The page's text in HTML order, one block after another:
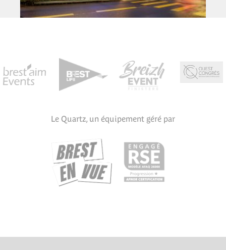
Le Quartz, un équipement géré par